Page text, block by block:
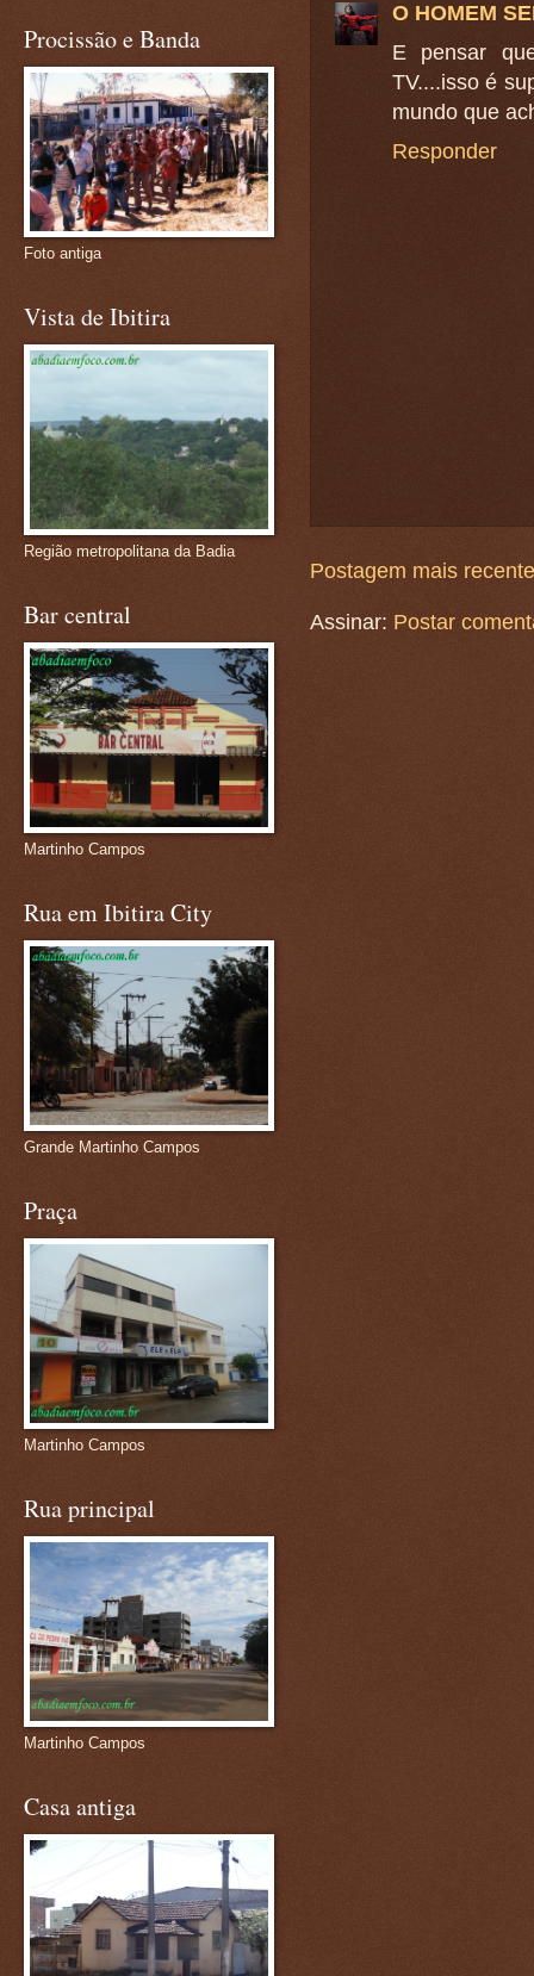
O HOMEM
E pensar
TV....isso é
mundo que
Responder
Postagem mais recente
Assinar: Postar
Procissão e Banda
Foto antiga
Vista de Ibitira
Região metropolitana da Badia
Bar central
Martinho Campos
Rua em Ibitira City
Grande Martinho Campos
Praça
Martinho Campos
Rua principal
Martinho Campos
Casa antiga